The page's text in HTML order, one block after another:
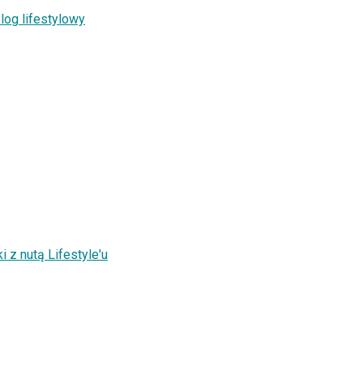
lifestylowy
z nutą Lifestyle'u